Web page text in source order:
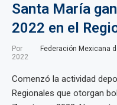
Santa María
2022 en el
Por Federación Mexicana
2022
Comenzó la actividad
Regionales que otorgan